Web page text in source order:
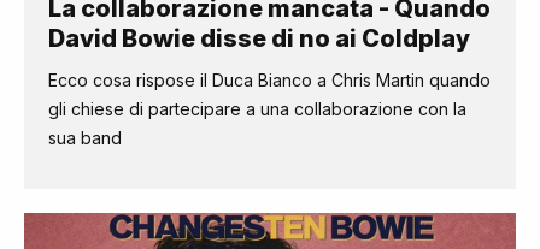
La collaborazione mancata - Quando
David Bowie disse di no ai Coldplay
Ecco cosa rispose il Duca Bianco a Chris Martin quando
gli chiese di partecipare a una collaborazione con la
sua band